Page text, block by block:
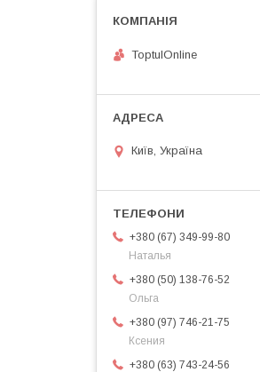
ToptulOnline
Київ, Україна
+380 (67) 349-99-80
Наталья
+380 (50) 138-76-52
Ольга
+380 (97) 746-21-75
Ксения
+380 (63) 743-24-56